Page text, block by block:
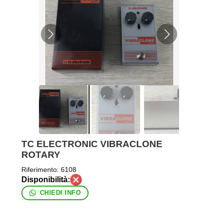
TC ELECTRONIC VIBRACLONE
ROTARY
Riferimento: 6108
CHIEDI INFO